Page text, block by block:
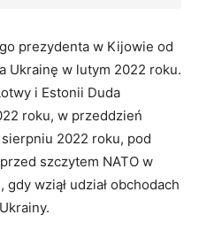
prezydenta w Kijowie od
Ukrainę w lutym 2022 roku.
i Estonii Duda
roku, w przeddzień
2022 roku, pod
szczytem NATO w
wziął udział obchodach